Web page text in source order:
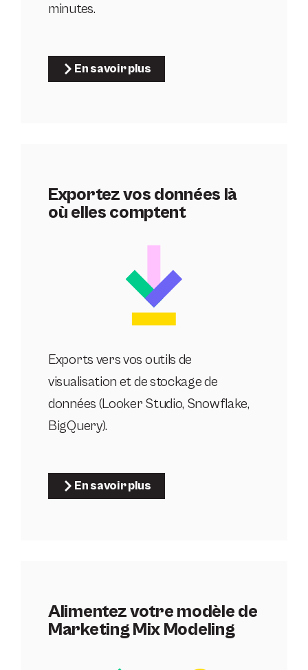
minutes.
En savoir plus
Exportez vos données là
où elles comptent
Exports vers vos outils de
visualisation et de stockage de
données (Looker Studio, Snowflake,
BigQuery).
En savoir plus
Alimentez votre modèle de
Marketing Mix Modeling